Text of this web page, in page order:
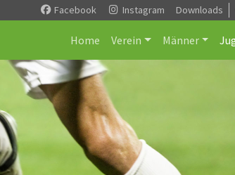
Facebook Instagram Downloads
Home Verein Männer